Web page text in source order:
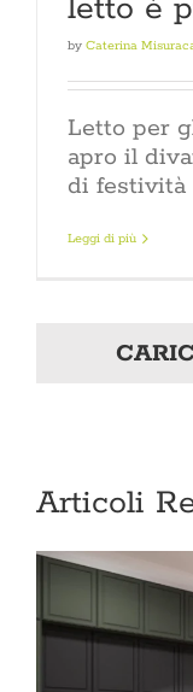
letto è
by Caterina
Letto per
apro il
di festività
Leggi di più
Articoli